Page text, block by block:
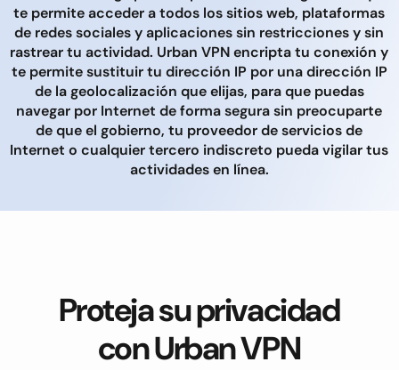
te permite acceder a todos los sitios web, plataformas
de redes sociales y aplicaciones sin restricciones y sin
rastrear tu actividad. Urban VPN encripta tu conexión y
te permite sustituir tu dirección IP por una dirección IP
de la geolocalización que elijas, para que puedas
navegar por Internet de forma segura sin preocuparte
de que el gobierno, tu proveedor de servicios de
Internet o cualquier tercero indiscreto pueda vigilar tus
actividades en línea.
Proteja su privacidad
con Urban VPN